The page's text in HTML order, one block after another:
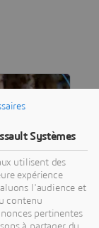
Systèmes
utilisent des
expérience
l'audience et
contenu
pertinentes